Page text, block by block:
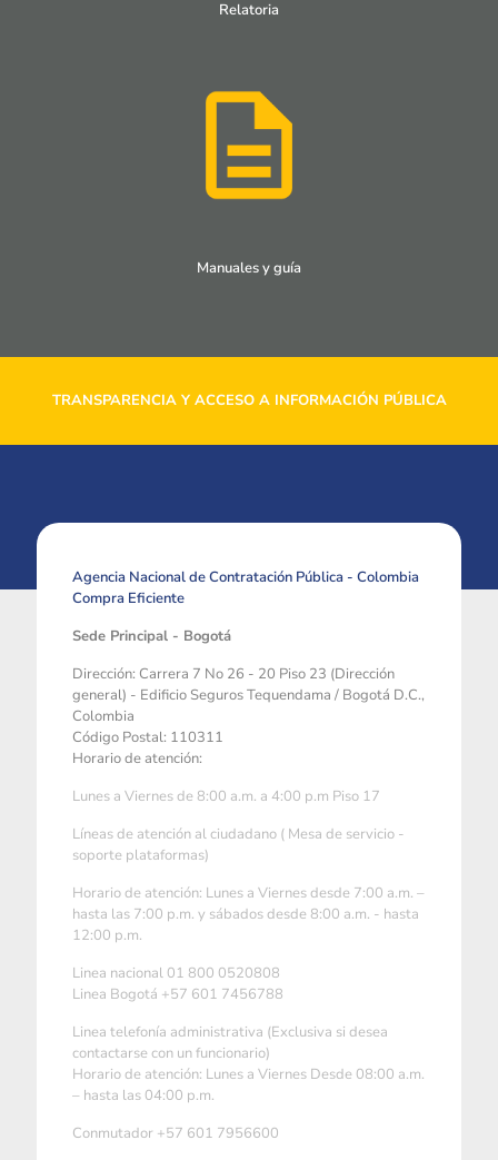
Relatoria
Manuales y guía
TRANSPARENCIA Y ACCESO A INFORMACIÓN PÚBLICA
Agencia Nacional de Contratación Pública - Colombia
Compra Eficiente
Sede Principal - Bogotá
Dirección: Carrera 7 No 26 - 20 Piso 23 (Dirección
general) - Edificio Seguros Tequendama / Bogotá D.C.,
Colombia
Código Postal: 110311
Horario de atención:
Lunes a Viernes de 8:00 a.m. a 4:00 p.m Piso 17
Líneas de atención al ciudadano ( Mesa de servicio -
soporte plataformas)
Horario de atención: Lunes a Viernes desde 7:00 a.m. –
hasta las 7:00 p.m. y sábados desde 8:00 a.m. - hasta
12:00 p.m.
Linea nacional 01 800 0520808
Linea Bogotá +57 601 7456788
Linea telefonía administrativa (Exclusiva si desea
contactarse con un funcionario)
Horario de atención: Lunes a Viernes Desde 08:00 a.m.
– hasta las 04:00 p.m.
Conmutador +57 601 7956600